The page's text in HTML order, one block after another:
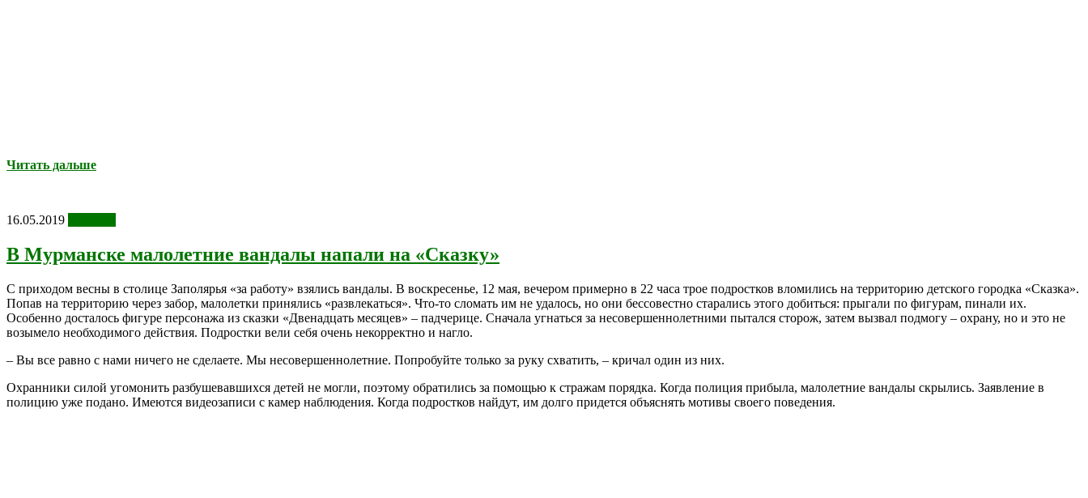
Читать дальше
16.05.2019
В Мурманске малолетние вандалы напали на «Сказку»
С приходом весны в столице Заполярья «за работу» взялись вандалы. В воскресенье, 12 мая, вечером примерно в 22 часа трое подростков вломились на территорию детского городка «Сказка».
Попав на территорию через забор, малолетки принялись «развлекаться». Что-то сломать им не удалось, но они бессовестно старались этого добиться: прыгали по фигурам, пинали их.
Особенно досталось фигуре персонажа из сказки «Двенадцать месяцев» – падчерице. Сначала угнаться за несовершеннолетними пытался сторож, затем вызвал подмогу – охрану, но и это не
возымело необходимого действия. Подростки вели себя очень некорректно и нагло.
– Вы все равно с нами ничего не сделаете. Мы несовершеннолетние. Попробуйте только за руку схватить, – кричал один из них.
Охранники силой угомонить разбушевавшихся детей не могли, поэтому обратились за помощью к стражам порядка. Когда полиция прибыла, малолетние вандалы скрылись. Заявление в
полицию уже подано. Имеются видеозаписи с камер наблюдения. Когда подростков найдут, им долго придется объяснять мотивы своего поведения.